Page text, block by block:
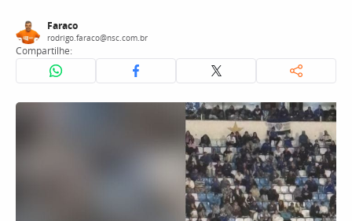
Faraco
rodrigo.faraco@nsc.com.br
Compartilhe: